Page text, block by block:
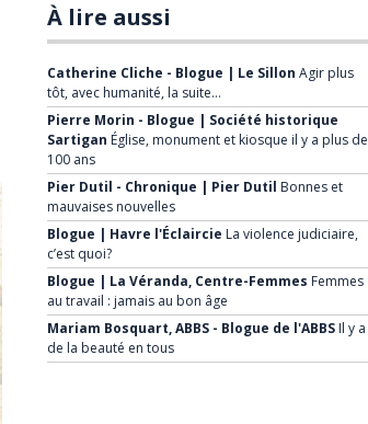
de :
historique régional
Mettre en valeur le patrimoine de
la ville et de ses environs
Sensibiliser la population à la
sauvegarde de notre patrimoine
Développer de nouveaux projets à
caractère historique, faire
connaître à la population les
avantages économiques et
culturels de la conservation de nos
À lire aussi
Catherine Cliche - Blogue | Le Sillon Agir plus
tôt, avec humanité, la suite…
Pierre Morin - Blogue | Société historique
Sartigan Église, monument et kiosque il y a plus de
100 ans
Pier Dutil - Chronique | Pier Dutil Bonnes et
mauvaises nouvelles
Blogue | Havre l'Éclaircie La violence judiciaire,
c’est quoi?
Blogue | La Véranda, Centre-Femmes Femmes
au travail : jamais au bon âge
Mariam Bosquart, ABBS - Blogue de l'ABBS Il y a
de la beauté en tous